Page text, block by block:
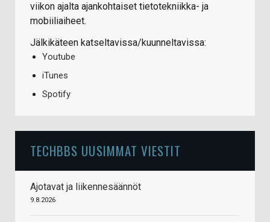
viikon ajalta ajankohtaiset tietotekniikka- ja
mobiiliaiheet.
Jälkikäteen katseltavissa/kuunneltavissa:
Youtube
iTunes
Spotify
TECHBBS UUSIMMAT VIESTIT
Ajotavat ja liikennesäännöt
9.8.2026